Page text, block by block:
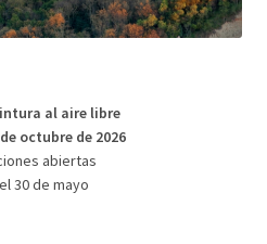
al aire libre
octubre de 2026
abiertas
30 de mayo